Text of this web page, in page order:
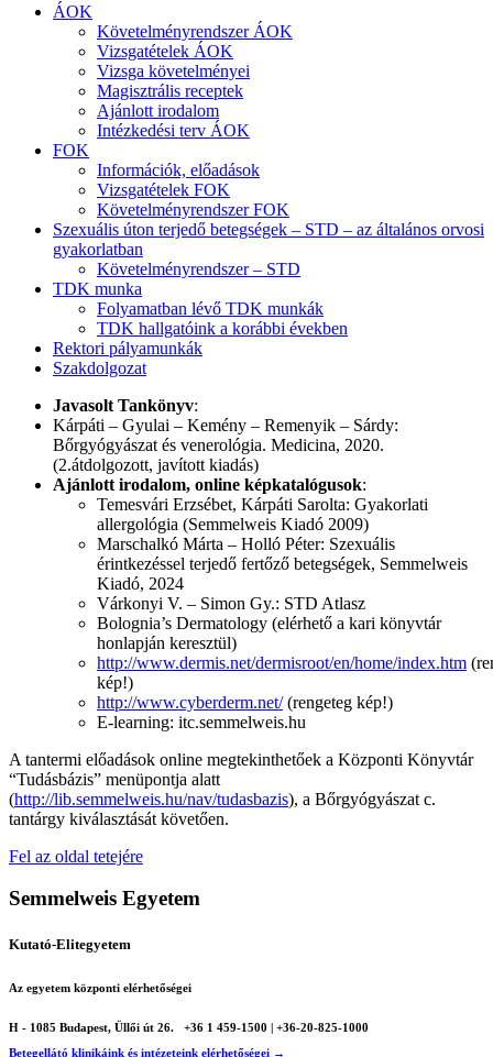
ÁOK
Követelményrendszer ÁOK
Vizsgatételek ÁOK
Vizsga követelményei
Magisztrális receptek
Ajánlott irodalom
Intézkedési terv ÁOK
FOK
Információk, előadások
Vizsgatételek FOK
Követelményrendszer FOK
Szexuális úton terjedő betegségek – STD – az általános orvosi
gyakorlatban
Követelményrendszer – STD
TDK munka
Folyamatban lévő TDK munkák
TDK hallgatóink a korábbi években
Rektori pályamunkák
Szakdolgozat
Javasolt Tankönyv:
Kárpáti – Gyulai – Kemény – Remenyik – Sárdy:
Bőrgyógyászat és venerológia. Medicina, 2020.
(2.átdolgozott, javított kiadás)
Ajánlott irodalom, online képkatalógusok:
Temesvári Erzsébet, Kárpáti Sarolta: Gyakorlati
allergológia (Semmelweis Kiadó 2009)
Marschalkó Márta – Holló Péter: Szexuális
érintkezéssel terjedő fertőző betegségek, Semmelweis
Kiadó, 2024
Várkonyi V. – Simon Gy.: STD Atlasz
Bolognia’s Dermatology (elérhető a kari könyvtár
honlapján keresztül)
http://www.dermis.net/dermisroot/en/home/index.htm
kép!)
http://www.cyberderm.net/(rengeteg kép!)
E-learning: itc.semmelweis.hu
A tantermi előadások online megtekinthetőek a Központi Könyvtár
“Tudásbázis” menüpontja alatt
(http://lib.semmelweis.hu/nav/tudasbazis), a Bőrgyógyászat c.
tantárgy kiválasztását követően.
Fel az oldal tetejére
Semmelweis Egyetem
Kutató-Elitegyetem
Az egyetem központi elérhetőségei
H - 1085 Budapest, Üllői út 26.
+36 1 459-1500 | +36-20-825-1000
Betegellátó klinikáink és intézeteink elérhetőségei →